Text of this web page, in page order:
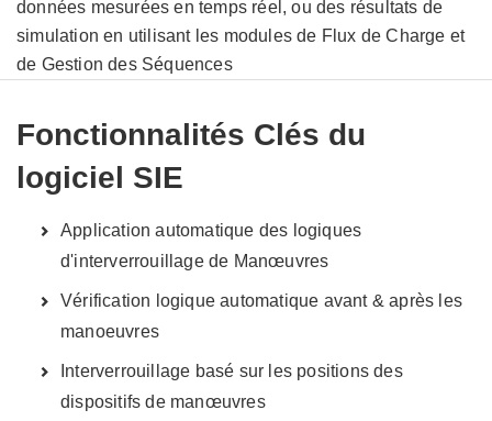
données mesurées en temps réel, ou des résultats de
simulation en utilisant les modules de Flux de Charge et
de Gestion des Séquences
Fonctionnalités Clés du
logiciel SIE
Application automatique des logiques
d'interverrouillage de Manœuvres
Vérification logique automatique avant & après les
manoeuvres
Interverrouillage basé sur les positions des
dispositifs de manœuvres